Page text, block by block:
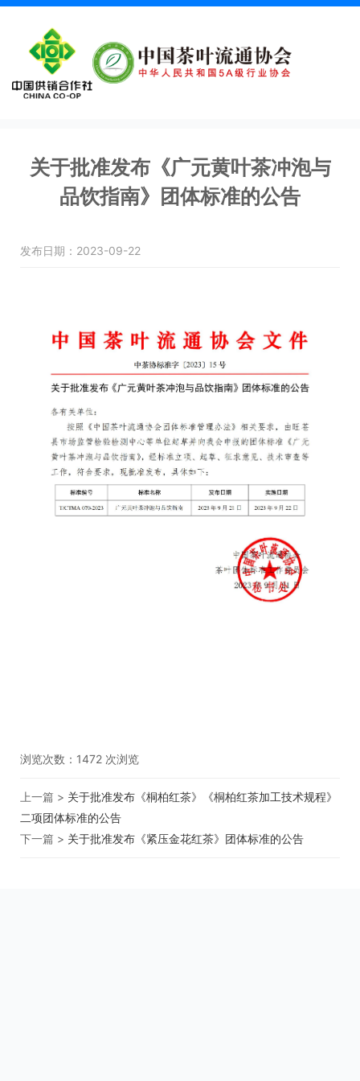
关于批准发布《广元黄叶茶冲泡与
品饮指南》团体标准的公告
发布日期：2023-09-22
浏览次数： 1472 次浏览
上一篇 > 关于批准发布《桐柏红茶》《桐柏红茶加工技术规程》
二项团体标准的公告
下一篇 > 关于批准发布《紧压金花红茶》团体标准的公告